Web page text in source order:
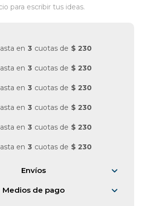
para escribir tus ideas.
en 3 cuotas de $ 230
en 3 cuotas de $ 230
en 3 cuotas de $ 230
en 3 cuotas de $ 230
en 3 cuotas de $ 230
en 3 cuotas de $ 230
Envíos
Medios de pago